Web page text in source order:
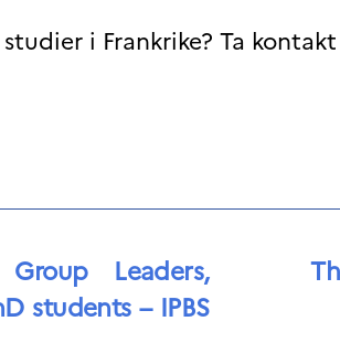
i Frankrike? Ta
Leaders,
students – IPBS